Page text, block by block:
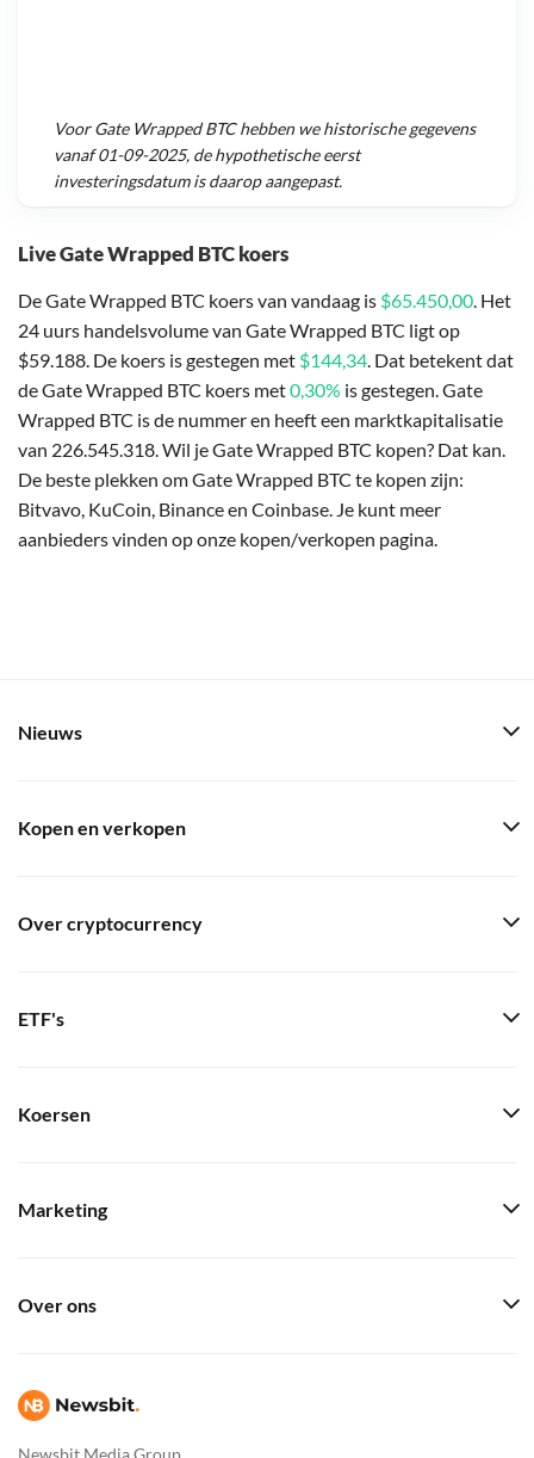
Live Gate Wrapped BTC koers
De Gate Wrapped BTC koers van vandaag is $65.450,00. Het
24 uurs handelsvolume van Gate Wrapped BTC ligt op
$59.188. De koers is gestegen met $144,34. Dat betekent dat
de Gate Wrapped BTC koers met0,30% is gestegen. Gate
Wrapped BTC is de nummer en heeft een marktkapitalisatie
van 226.545.318. Wil je Gate Wrapped BTC kopen? Dat kan.
De beste plekken om Gate Wrapped BTC te kopen zijn:
Bitvavo, KuCoin, Binance en Coinbase. Je kunt meer
aanbieders vinden op onze kopen/verkopen pagina.
VoorGate Wrapped BTChebben we historische gegevens
vanaf01-09-2025, de hypothetische eerst
investeringsdatum is daarop aangepast.
Newsbit Media Group
Nieuws
Kopen en verkopen
Over cryptocurrency
ETF's
Koersen
Marketing
Over ons